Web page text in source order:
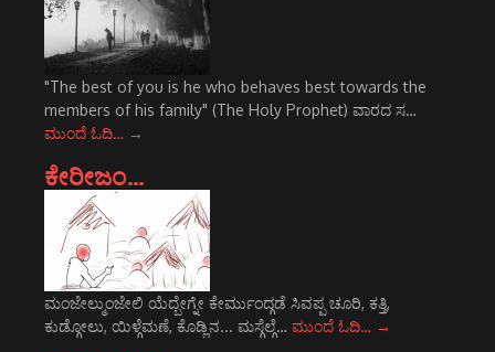
"The best of you is he who behaves best towards the
members of his family" (The Holy Prophet) ವಾರದ ಸ…
ಮುಂದೆ ಓದಿ… →
ಕೇರೀಜಂ…
ಮಂಜೇಲ್ಮುಂಜೇಲಿ ಯೆದ್ಬೇಗ್ನೇ ಕೇರ್ಮುಂದ್ಗಡೆ ಸಿವಪ್ಪ ಚೂರಿ, ಕತ್ತಿ,
ಕುಡ್ಗೋಲು, ಯಿಳ್ಗೆಮಣೆ, ಕೊಡ್ಲಿನ... ಮಸ್ಗೆಲ್ಗೆ… ಮುಂದೆ ಓದಿ… →